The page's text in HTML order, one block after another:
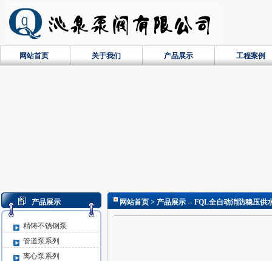
网站首页 关于我们 产品展示 工程案例
产品展示
精铸不锈钢泵
管道泵系列
离心泵系列
网站首页 > 产品展示 -- FQL全自动消防稳压供